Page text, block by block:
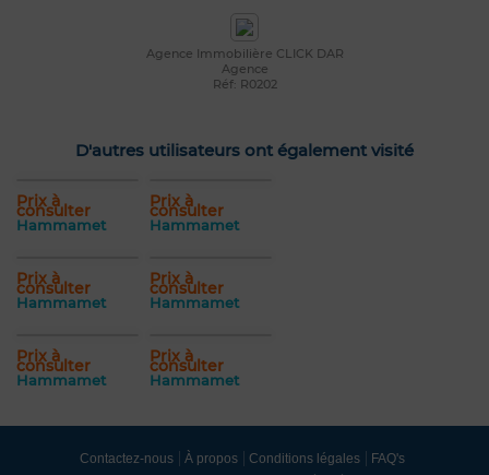
Agence Immobilière CLICK DAR
Agence
Réf: R0202
D'autres utilisateurs ont également visité
Prix à
consulter
Hammamet
Prix à
consulter
Hammamet
Prix à
consulter
Hammamet
Prix à
consulter
Hammamet
Prix à
consulter
Hammamet
Prix à
consulter
Hammamet
Contactez-nous À propos Conditions légales FAQ's